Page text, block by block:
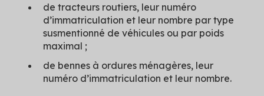
de tracteurs routiers, leur numéro
d’immatriculation et leur nombre par type
susmentionné de véhicules ou par poids
maximal ;
de bennes à ordures ménagères, leur
numéro d’immatriculation et leur nombre.